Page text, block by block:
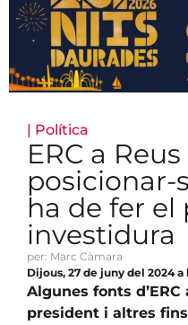
| Política
ERC a
posicionar-
ha de fer
investidura
per: Marc Càmara
Dijous, 27 de juny del 2024 a
Algunes fonts d’ERC
president i altres